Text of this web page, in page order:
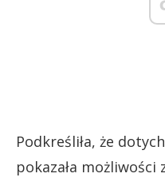
Podkreśliła, że
pokazała